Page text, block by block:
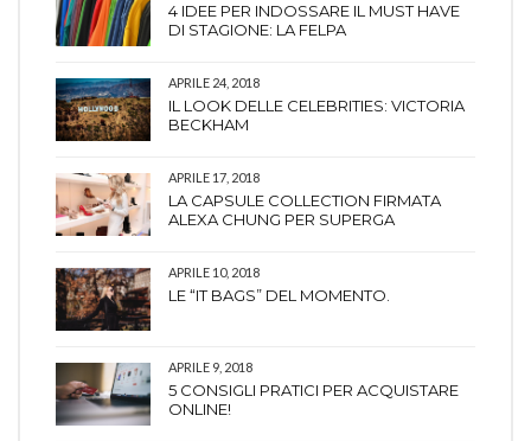
4 IDEE PER INDOSSARE IL MUST HAVE
DI STAGIONE: LA FELPA
APRILE 24, 2018
IL LOOK DELLE CELEBRITIES: VICTORIA
BECKHAM
APRILE 17, 2018
LA CAPSULE COLLECTION FIRMATA
ALEXA CHUNG PER SUPERGA
APRILE 10, 2018
LE “IT BAGS” DEL MOMENTO.
APRILE 9, 2018
5 CONSIGLI PRATICI PER ACQUISTARE
ONLINE!